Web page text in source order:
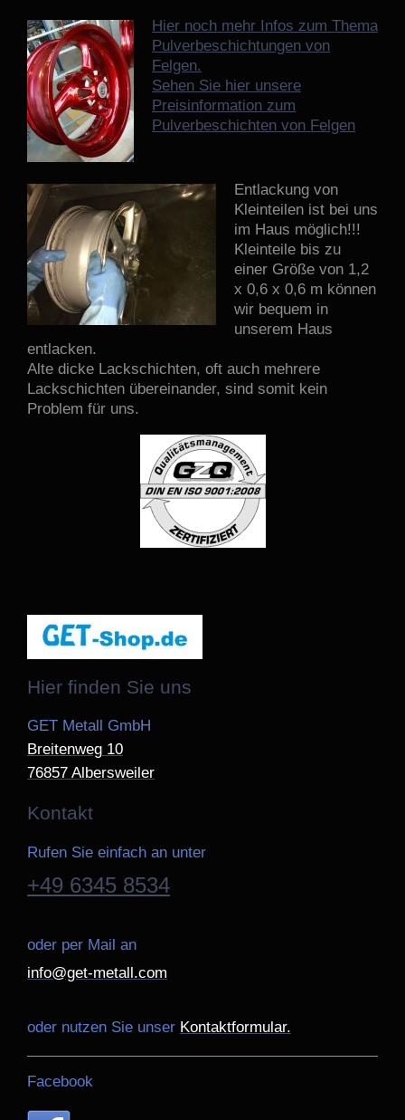
Hier noch mehr Infos zum Thema
Pulverbeschichtungen von
Felgen.
Sehen Sie hier unsere
Preisinformation zum
Pulverbeschichten von Felgen
Entlackung von
Kleinteilen ist bei uns
im Haus möglich!!!
Kleinteile bis zu
einer Größe von 1,2
x 0,6 x 0,6 m können
wir bequem in
unserem Haus
entlacken.
Alte dicke Lackschichten, oft auch mehrere
Lackschichten übereinander, sind somit kein
Problem für uns.
Hier finden Sie uns
GET Metall GmbH
Breitenweg 10
76857 Albersweiler
Kontakt
Rufen Sie einfach an unter
+49 6345 8534
oder per Mail an
info@get-metall.com
oder nutzen Sie unser Kontaktformular.
Facebook